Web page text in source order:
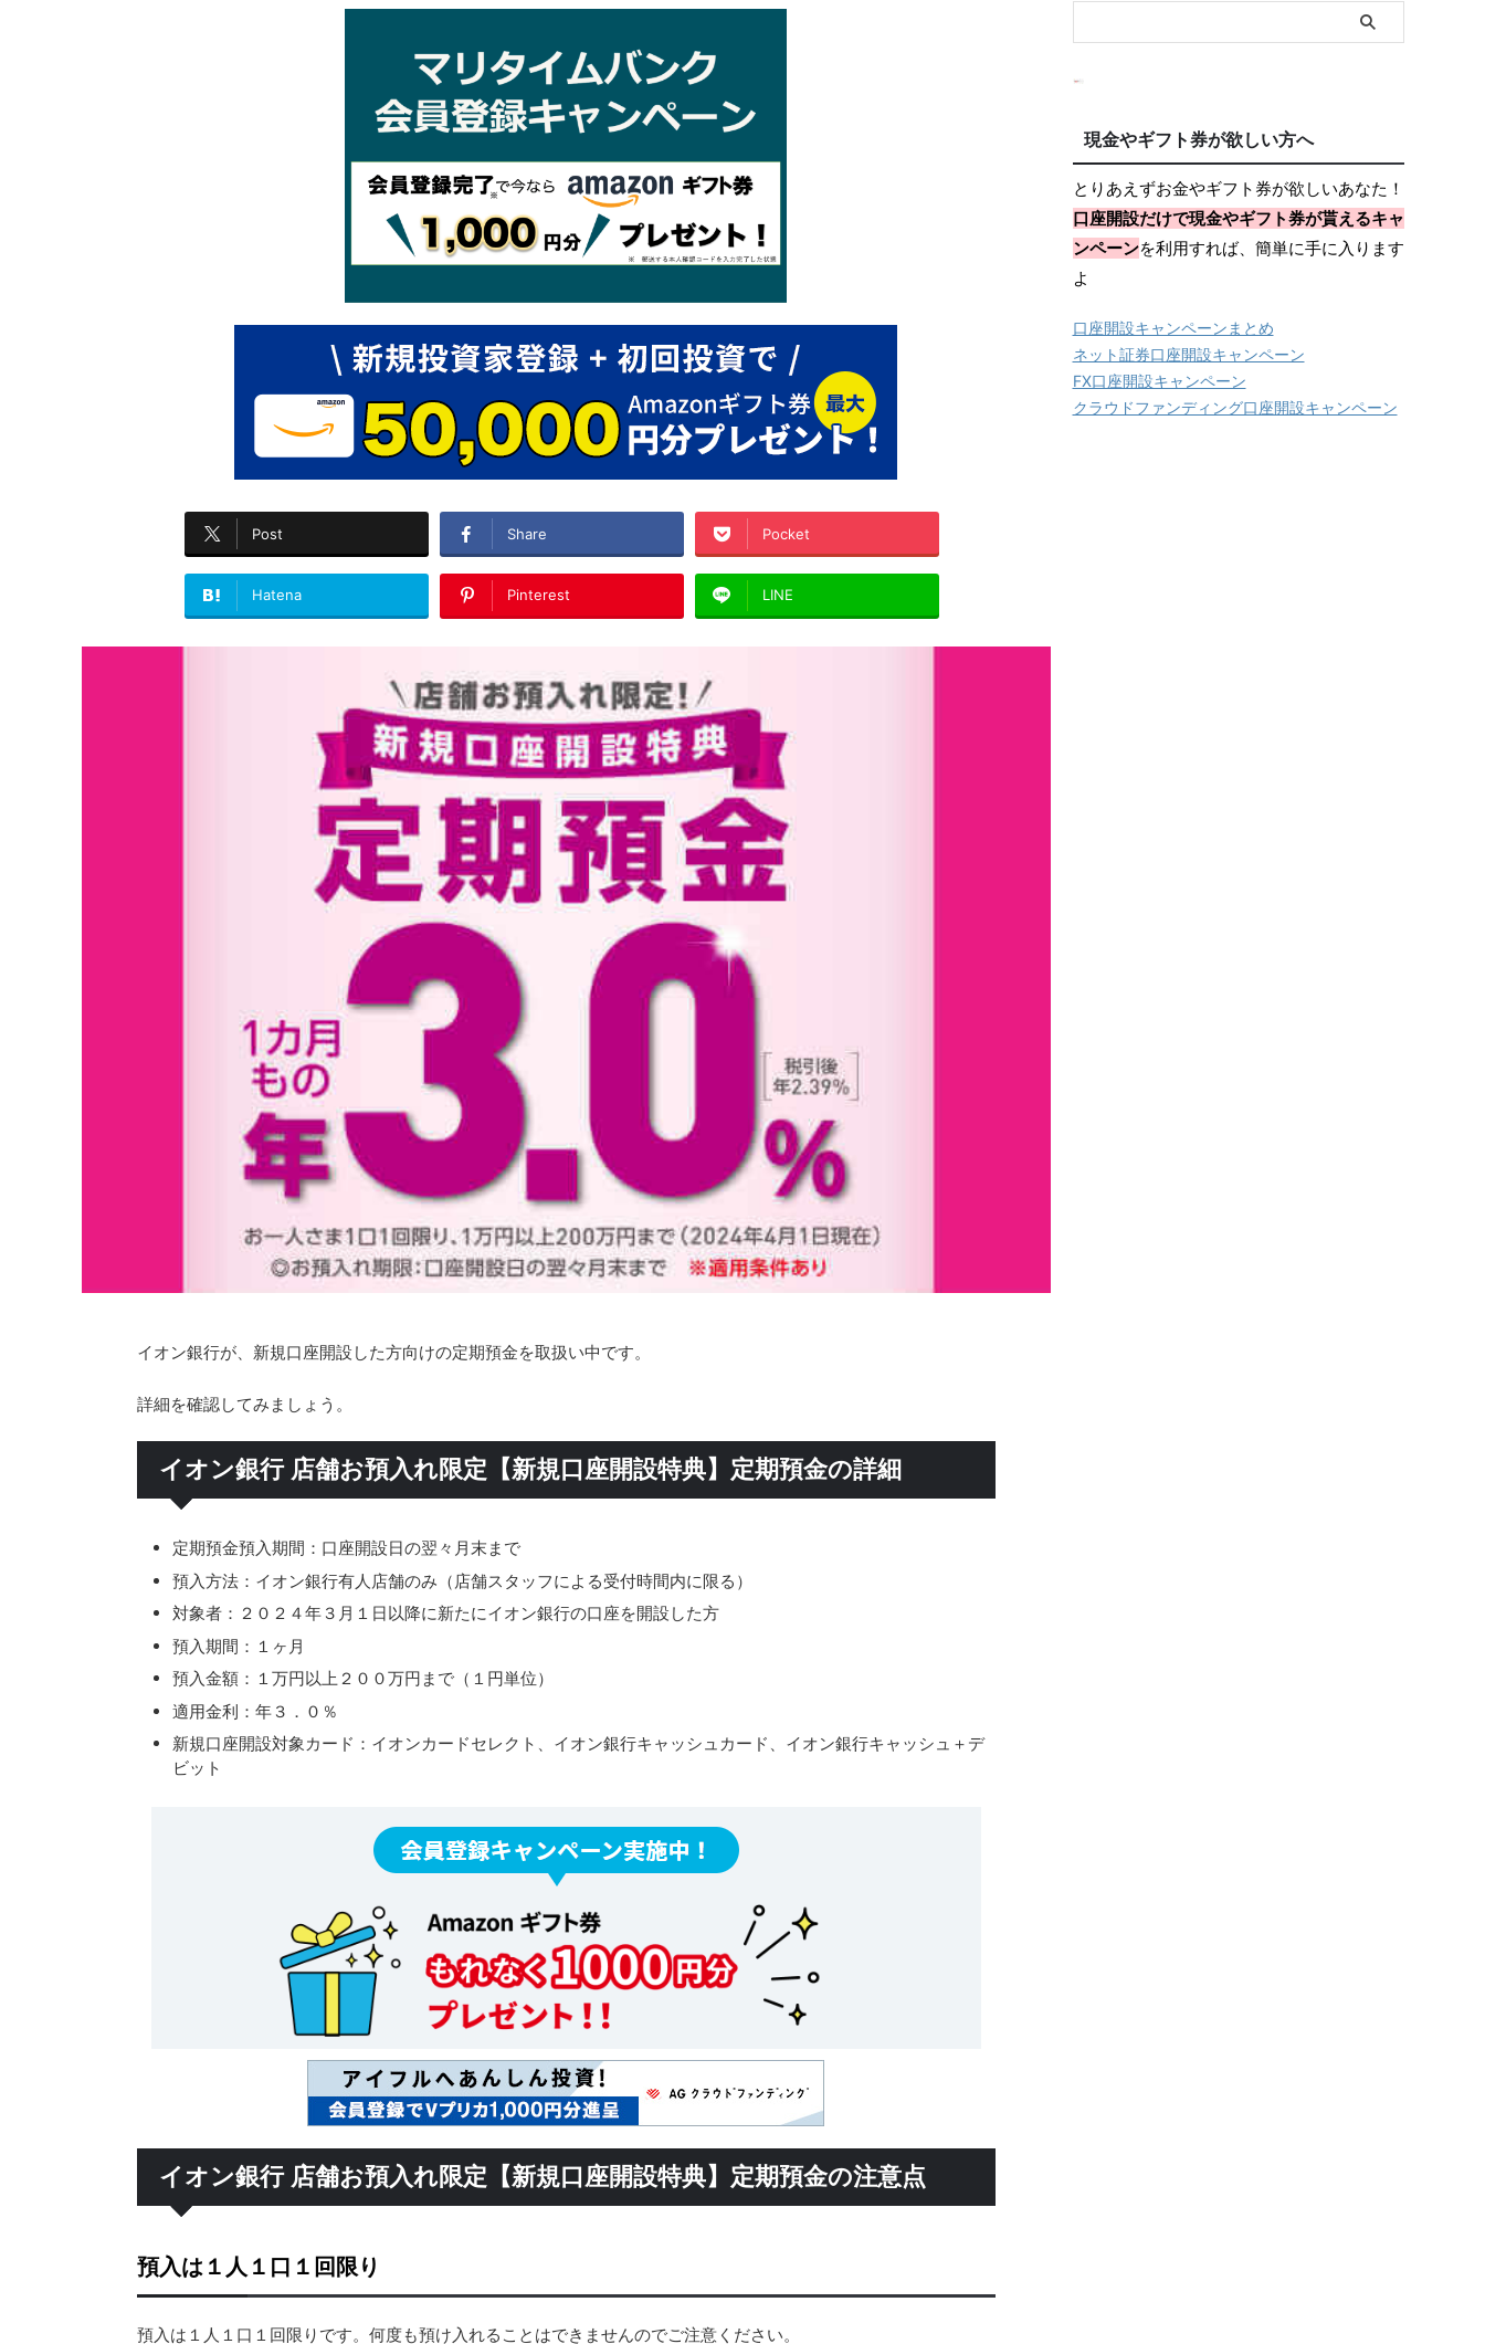
Post Share Pocket
Hatena Pinterest LINE
イオン銀行が、新規口座開設した方向けの定期預金を取扱い中です。
詳細を確認してみましょう。
イオン銀行 店舗お預入れ限定【新規口座開設特典】定期預金の詳細
定期預金預入期間：口座開設日の翌々月末まで
預入方法：イオン銀行有人店舗のみ（店舗スタッフによる受付時間内に限る）
対象者：２０２４年３月１日以降に新たにイオン銀行の口座を開設した方
預入期間：１ヶ月
預入金額：１万円以上２００万円まで（１円単位）
適用金利：年３．０％
新規口座開設対象カード：イオンカードセレクト、イオン銀行キャッシュカード、イオン銀行キャッシュ＋デ
ビット
イオン銀行 店舗お預入れ限定【新規口座開設特典】定期預金の注意点
預入は１人１口１回限り
預入は１人１口１回限りです。何度も預け入れることはできませんのでご注意ください。
現金やギフト券が欲しい方へ
とりあえずお金やギフト券が欲しいあなた！
口座開設だけで現金やギフト券が貰えるキャ
ンペーンを利用すれば、簡単に手に入ります
よ
口座開設キャンペーンまとめ
ネット証券口座開設キャンペーン
FX口座開設キャンペーン
クラウドファンディング口座開設キャンペーン